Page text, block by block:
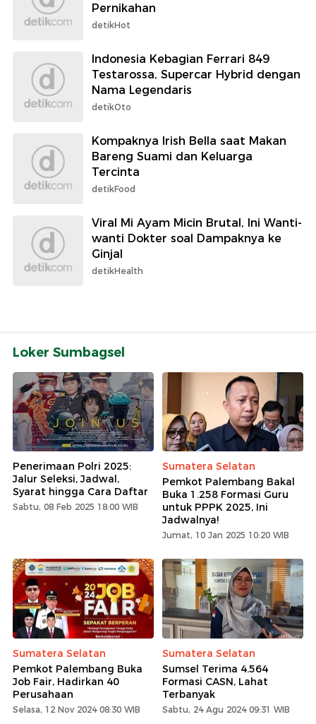
Pernikahan
detikHot
Indonesia Kebagian Ferrari 849
Testarossa, Supercar Hybrid dengan
Nama Legendaris
detikOto
Kompaknya Irish Bella saat Makan
Bareng Suami dan Keluarga
Tercinta
detikFood
Viral Mi Ayam Micin Brutal, Ini Wanti-
wanti Dokter soal Dampaknya ke
Ginjal
detikHealth
Loker Sumbagsel
Penerimaan Polri 2025:
Jalur Seleksi, Jadwal,
Syarat hingga Cara Daftar
Sabtu, 08 Feb 2025 18:00 WIB
Sumatera Selatan
Pemkot Palembang Bakal
Buka 1.258 Formasi Guru
untuk PPPK 2025, Ini
Jadwalnya!
Jumat, 10 Jan 2025 10:20 WIB
Sumatera Selatan
Pemkot Palembang Buka
Job Fair, Hadirkan 40
Perusahaan
Selasa, 12 Nov 2024 08:30 WIB
Sumatera Selatan
Sumsel Terima 4.564
Formasi CASN, Lahat
Terbanyak
Sabtu, 24 Agu 2024 09:31 WIB